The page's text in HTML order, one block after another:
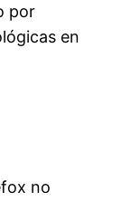
por
en
no